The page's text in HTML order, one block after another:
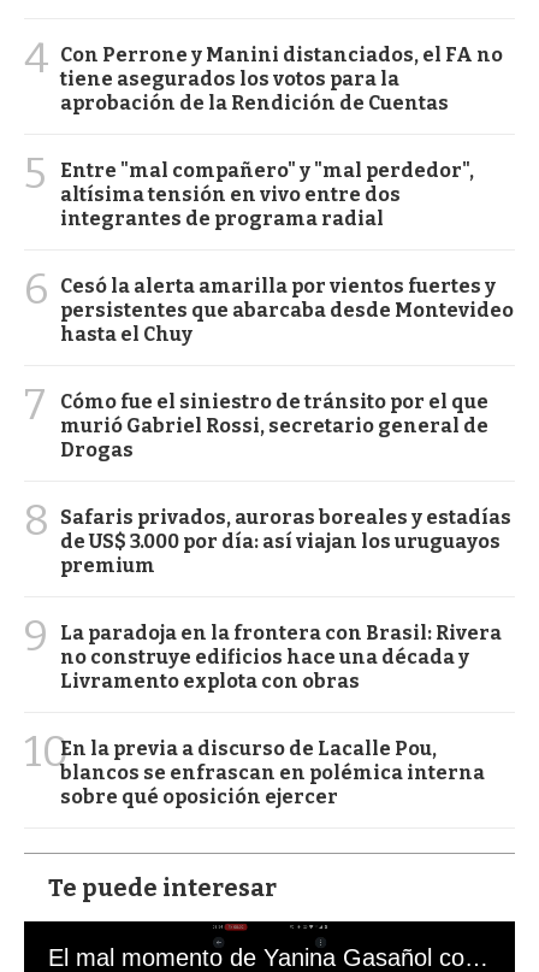
4 Con Perrone y Manini distanciados, el FA no
tiene asegurados los votos para la
aprobación de la Rendición de Cuentas
5
Entre "mal compañero" y "mal perdedor",
altísima tensión en vivo entre dos
integrantes de programa radial
6
Cesó la alerta amarilla por vientos fuertes y
persistentes que abarcaba desde Montevideo
hasta el Chuy
7
Cómo fue el siniestro de tránsito por el que
murió Gabriel Rossi, secretario general de
Drogas
8
Safaris privados, auroras boreales y estadías
de US$ 3.000 por día: así viajan los uruguayos
premium
9
La paradoja en la frontera con Brasil: Rivera
no construye edificios hace una década y
Livramento explota con obras
10En la previa a discurso de Lacalle Pou,
blancos se enfrascan en polémica interna
sobre qué oposición ejercer
Te puede interesar
El mal momento de Yanina Gasañol con un hincha argentino en "Subrayado"